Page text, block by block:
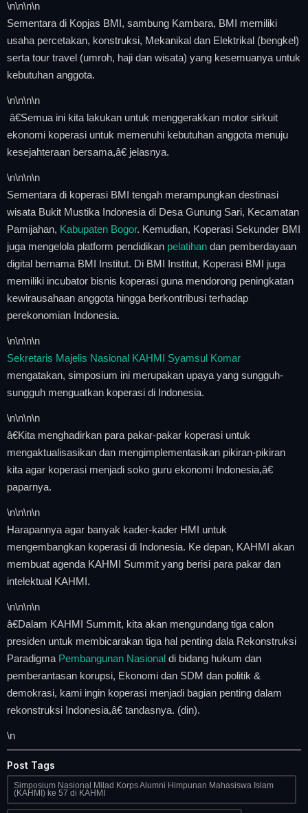
\n\n\n\n
Sementara di Kopjas BMI, sambung Kambara, BMI memiliki
usaha percetakan, konstruksi, Mekanikal dan Elektrikal (bengkel)
serta tour travel (umroh, haji dan wisata) yang kesemuanya untuk
kebutuhan anggota.
\n\n\n\n
â€Semua ini kita lakukan untuk menggerakkan motor sirkuit
ekonomi koperasi untuk memenuhi kebutuhan anggota menuju
kesejahteraan bersama,â€ jelasnya.
\n\n\n\n
Sementara di koperasi BMI tengah merampungkan destinasi
wisata Bukit Mustika Indonesia di Desa Gunung Sari, Kecamatan
Pamijahan, Kabupaten Bogor. Kemudian, Koperasi Sekunder BMI
juga mengelola platform pendidikan pelatihan dan pemberdayaan
digital bernama BMI Institut. Di BMI Institut, Koperasi BMI juga
memiliki incubator bisnis koperasi guna mendorong peningkatan
kewirausahaan anggota hingga berkontribusi terhadap
perekonomian Indonesia.
\n\n\n\n
Sekretaris Majelis Nasional KAHMI Syamsul Komar
mengatakan, simposium ini merupakan upaya yang sungguh-
sungguh menguatkan koperasi di Indonesia.
\n\n\n\n
â€Kita menghadirkan para pakar-pakar koperasi untuk
mengaktualisasikan dan mengimplementasikan pikiran-pikiran
kita agar koperasi menjadi soko guru ekonomi Indonesia,â€
paparnya.
\n\n\n\n
Harapannya agar banyak kader-kader HMI untuk
mengembangkan koperasi di Indonesia. Ke depan, KAHMI akan
membuat agenda KAHMI Summit yang berisi para pakar dan
intelektual KAHMI.
\n\n\n\n
â€Dalam KAHMI Summit, kita akan mengundang tiga calon
presiden untuk membicarakan tiga hal penting dala Rekonstruksi
Paradigma Pembangunan Nasional di bidang hukum dan
pemberantasan korupsi, Ekonomi dan SDM dan politik &
demokrasi, kami ingin koperasi menjadi bagian penting dalam
rekonstruksi Indonesia,â€ tandasnya. (din).
\n
Post Tags
Simposium Nasional Milad Korps Alumni Himpunan Mahasiswa Islam
(KAHMI) ke 57 di KAHMI